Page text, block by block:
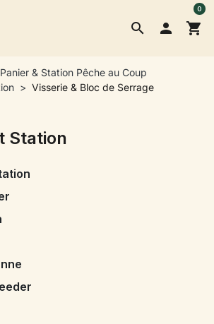
search  shopping_cart
0
Panier & Station Pêche au Coup
Visserie & Bloc de Serrage
Station